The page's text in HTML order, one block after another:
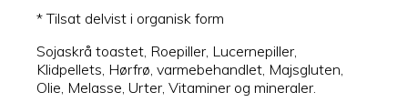
* Tilsat delvist i organisk form
Sojaskrå toastet, Roepiller, Lucernepiller,
Klidpellets, Hørfrø, varmebehandlet, Majsgluten,
Olie, Melasse, Urter, Vitaminer og mineraler.